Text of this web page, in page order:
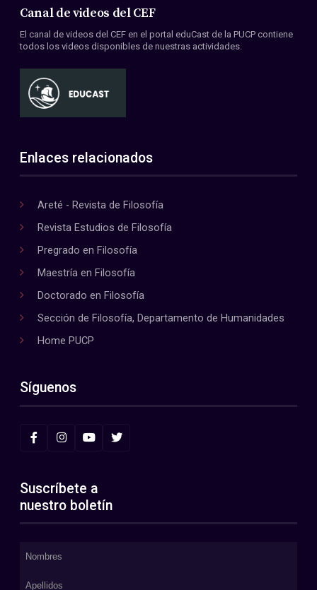
Canal de videos del CEF
El canal de videos del CEF en el portal eduCast de la PUCP contiene
todos los videos disponibles de nuestras actividades.
Enlaces relacionados
Areté - Revista de Filosofía
Revista Estudios de Filosofía
Pregrado en Filosofía
Maestría en Filosofía
Doctorado en Filosofía
Sección de Filosofía, Departamento de Humanidades
Home PUCP
Síguenos
Suscríbete a
nuestro boletín